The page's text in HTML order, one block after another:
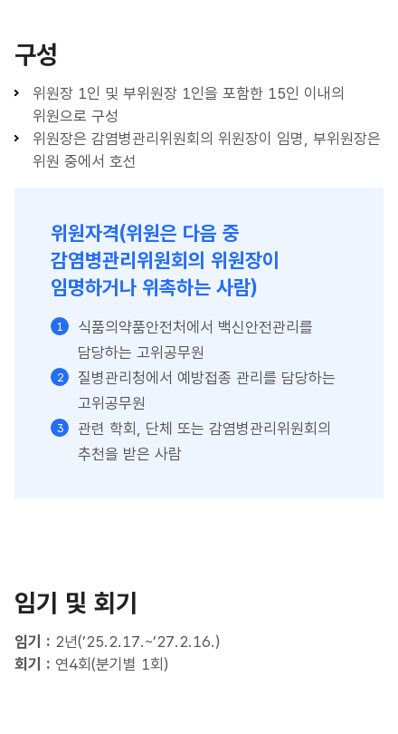
구성
위원장 1인 및 부위원장 1인을 포함한 15인 이내의
위원으로 구성
위원장은 감염병관리위원회의 위원장이 임명, 부위원장은
위원 중에서 호선
위원자격(위원은 다음 중
감염병관리위원회의 위원장이
임명하거나 위촉하는 사람)
식품의약품안전처에서 백신안전관리를
담당하는 고위공무원
질병관리청에서 예방접종 관리를 담당하는
고위공무원
관련 학회, 단체 또는 감염병관리위원회의
추천을 받은 사람
임기 및 회기
임기 : 2년(’25.2.17.~’27.2.16.)
회기 : 연4회(분기별 1회)